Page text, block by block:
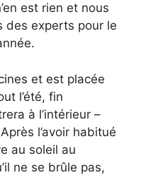
est rien et nous
des experts pour le
et est placée
l’été, fin
à l’intérieur –
l’avoir habitué
au soleil au
ne se brûle pas,